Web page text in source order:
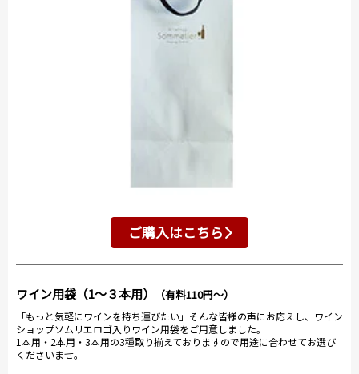
ご購入はこちら
ワイン用袋（1～３本用） （有料110円～）
「もっと気軽にワインを持ち運びたい」そんな皆様の声にお応えし、ワイン
ショップソムリエロゴ入りワイン用袋をご用意しました。
1本用・2本用・3本用の3種取り揃えておりますので用途に合わせてお選び
くださいませ。